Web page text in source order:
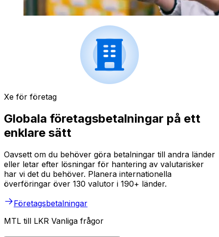
Xe för företag
Globala företagsbetalningar på ett
enklare sätt
Oavsett om du behöver göra betalningar till andra länder
eller letar efter lösningar för hantering av valutarisker
har vi det du behöver. Planera internationella
överföringar över 130 valutor i 190+ länder.
Företagsbetalningar
MTL till LKR Vanliga frågor